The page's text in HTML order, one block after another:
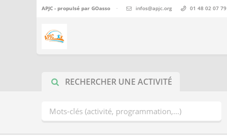
APJC - propulsé par GOasso · infos@apjc.org 01 48 02 07 79
RECHERCHER UNE ACTIVITÉ